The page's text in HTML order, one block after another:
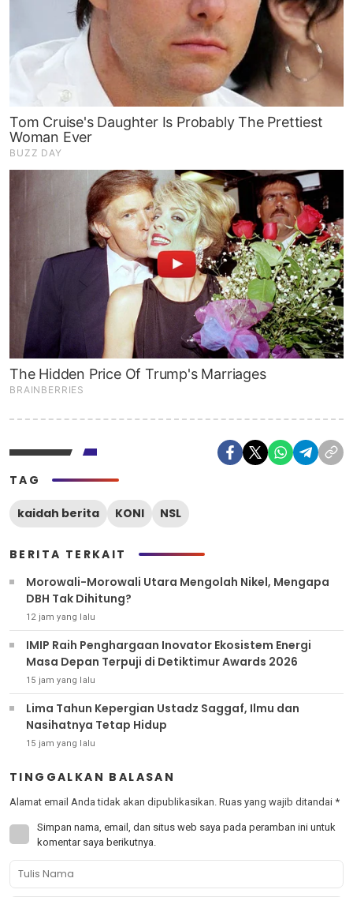
TAG
kaidah berita KONI NSL
BERITA TERKAIT
Morowali-Morowali Utara Mengolah Nikel, Mengapa
DBH Tak Dihitung?
12 jam yang lalu
IMIP Raih Penghargaan Inovator Ekosistem Energi
Masa Depan Terpuji di Detiktimur Awards 2026
15 jam yang lalu
Lima Tahun Kepergian Ustadz Saggaf, Ilmu dan
Nasihatnya Tetap Hidup
15 jam yang lalu
TINGGALKAN BALASAN
Alamat email Anda tidak akan dipublikasikan. Ruas yang wajib ditandai *
Simpan nama, email, dan situs web saya pada peramban ini untuk
komentar saya berikutnya.